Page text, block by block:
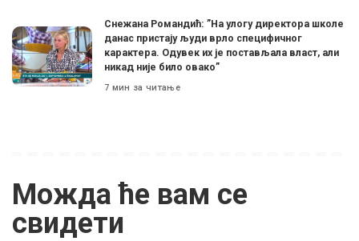
Снежана Романдић: ”На улогу директора школе
данас пристају људи врло специфичног
карактера. Одувек их је постављала власт, али
никад није било овако”
7 мин за читање
Можда ће вам се
свидети